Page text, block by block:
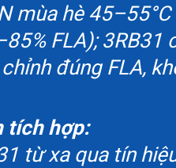
mùa hè
FLA); 3RB31
đúng FLA,
tích hợp:
từ xa qua tín